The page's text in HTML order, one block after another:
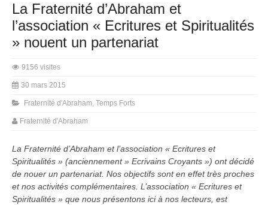
La Fraternité d’Abraham et
l’association « Ecritures et Spiritualités
» nouent un partenariat
9156 visites
30 mars 2015
Fraternité d'Abraham, Temps Forts
Fraternité d'Abraham
La Fraternité d’Abraham et l’association « Ecritures et
Spiritualités » (anciennement » Ecrivains Croyants ») ont décidé
de nouer un partenariat. Nos objectifs sont en effet très proches
et nos activités complémentaires. L’association « Ecritures et
Spiritualités » que nous présentons ici à nos lecteurs, est